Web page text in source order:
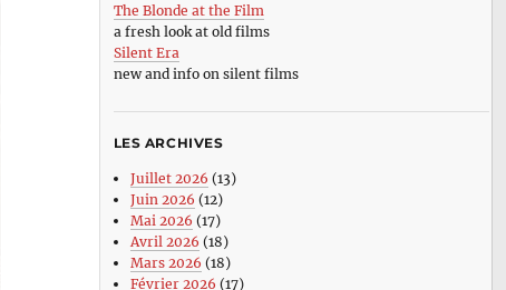
The Blonde at the Film
a fresh look at old films
Silent Era
new and info on silent films
LES ARCHIVES
Juillet 2026 (13)
Juin 2026 (12)
Mai 2026 (17)
Avril 2026 (18)
Mars 2026 (18)
Février 2026 (17)